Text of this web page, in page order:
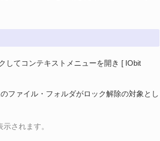
してコンテキストメニューを開き [ IObit
ファイル・フォルダがロック解除の対象とし
されます。